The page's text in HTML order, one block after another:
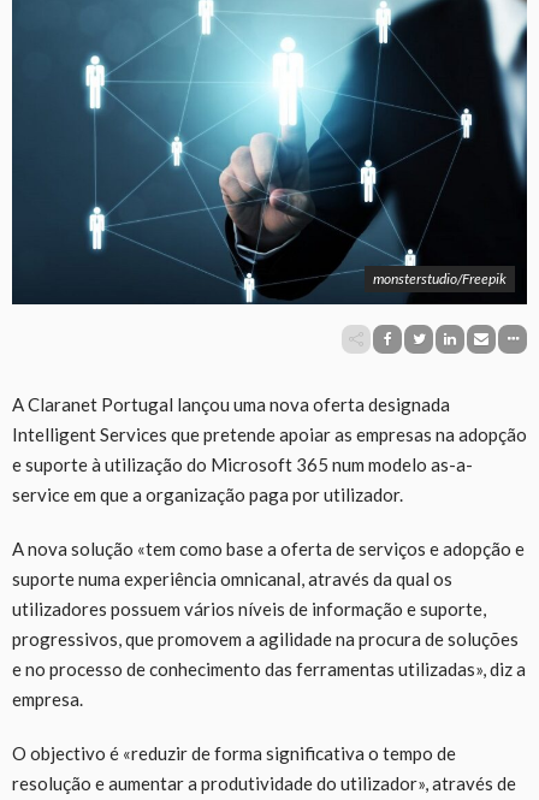
monsterstudio/Freepik
A Claranet Portugal lançou uma nova oferta designada
Intelligent Services que pretende apoiar as empresas na adopção
e suporte à utilização do Microsoft 365 num modelo as-a-
service em que a organização paga por utilizador.
A nova solução «tem como base a oferta de serviços e adopção e
suporte numa experiência omnicanal, através da qual os
utilizadores possuem vários níveis de informação e suporte,
progressivos, que promovem a agilidade na procura de soluções
e no processo de conhecimento das ferramentas utilizadas», diz a
empresa.
O objectivo é «reduzir de forma significativa o tempo de
resolução e aumentar a produtividade do utilizador», através de